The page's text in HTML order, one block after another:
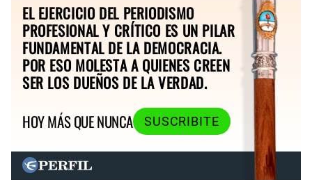
EL EJERCICIO DEL PERIODISMO
PROFESIONAL Y CRÍTICO ES UN PILAR
FUNDAMENTAL DE LA DEMOCRACIA.
POR ESO MOLESTA A QUIENES CREEN
SER LOS DUEÑOS DE LA VERDAD.
HOY MÁS QUE NUNCA
SUSCRIBITE